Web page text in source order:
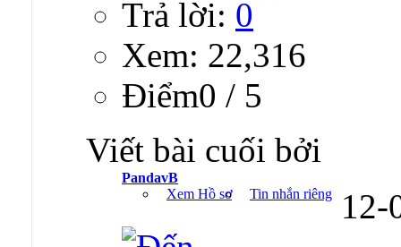
Trả lời: 0
Xem: 22,316
Ðiểm0 / 5
Viết bài cuối bởi
PandavB
Xem Hồ sơ
Tin nhắn riêng